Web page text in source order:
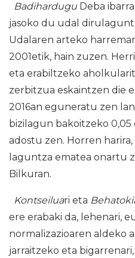
Badihardugu Deba
jasoko du udal
Udalaren arteko
2001etik, hain zuzen.
eta erabiltzeko
zerbitzua eskaintzen die
2016an eguneratu zen
bizilagun bakoitzeko
adostu zen. Horren
laguntza ematea onartu
Bilkuran.
Kontseiluari eta
ere erabaki da, lehenari,
normalizazioaren aldeko
jarraitzeko eta